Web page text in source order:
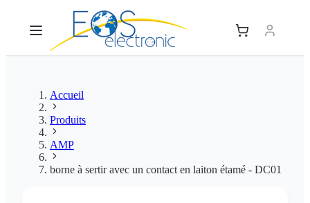
Accueil
Produits
AMP
borne à sertir avec un contact en laiton étamé - DC01